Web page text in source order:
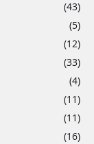
(43)
(5)
(12)
(33)
(4)
(11)
(11)
(16)